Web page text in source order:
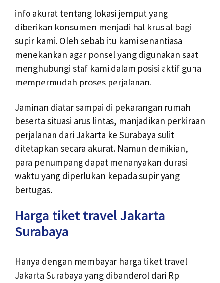
info akurat tentang lokasi jemput yang
diberikan konsumen menjadi hal krusial bagi
supir kami. Oleh sebab itu kami senantiasa
menekankan agar ponsel yang digunakan saat
menghubungi staf kami dalam posisi aktif guna
mempermudah proses perjalanan.
Jaminan diatar sampai di pekarangan rumah
beserta situasi arus lintas, manjadikan perkiraan
perjalanan dari Jakarta ke Surabaya sulit
ditetapkan secara akurat. Namun demikian,
para penumpang dapat menanyakan durasi
waktu yang diperlukan kepada supir yang
bertugas.
Harga tiket travel Jakarta
Surabaya
Hanya dengan membayar harga tiket travel
Jakarta Surabaya yang dibanderol dari Rp